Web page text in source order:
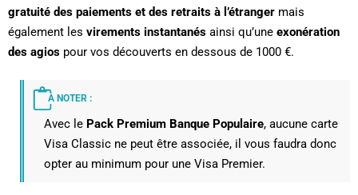
gratuité des paiements et des retraits à l’étranger mais
également les virements instantanés ainsi qu’une exonération
des agios pour vos découverts en dessous de 1000 €.
À NOTER :
Avec le Pack Premium Banque Populaire, aucune carte
Visa Classic ne peut être associée, il vous faudra donc
opter au minimum pour une Visa Premier.